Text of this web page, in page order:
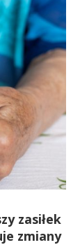
zasiłek
zmiany